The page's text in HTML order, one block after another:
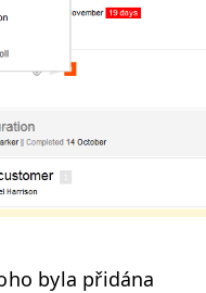
byla přidá­na